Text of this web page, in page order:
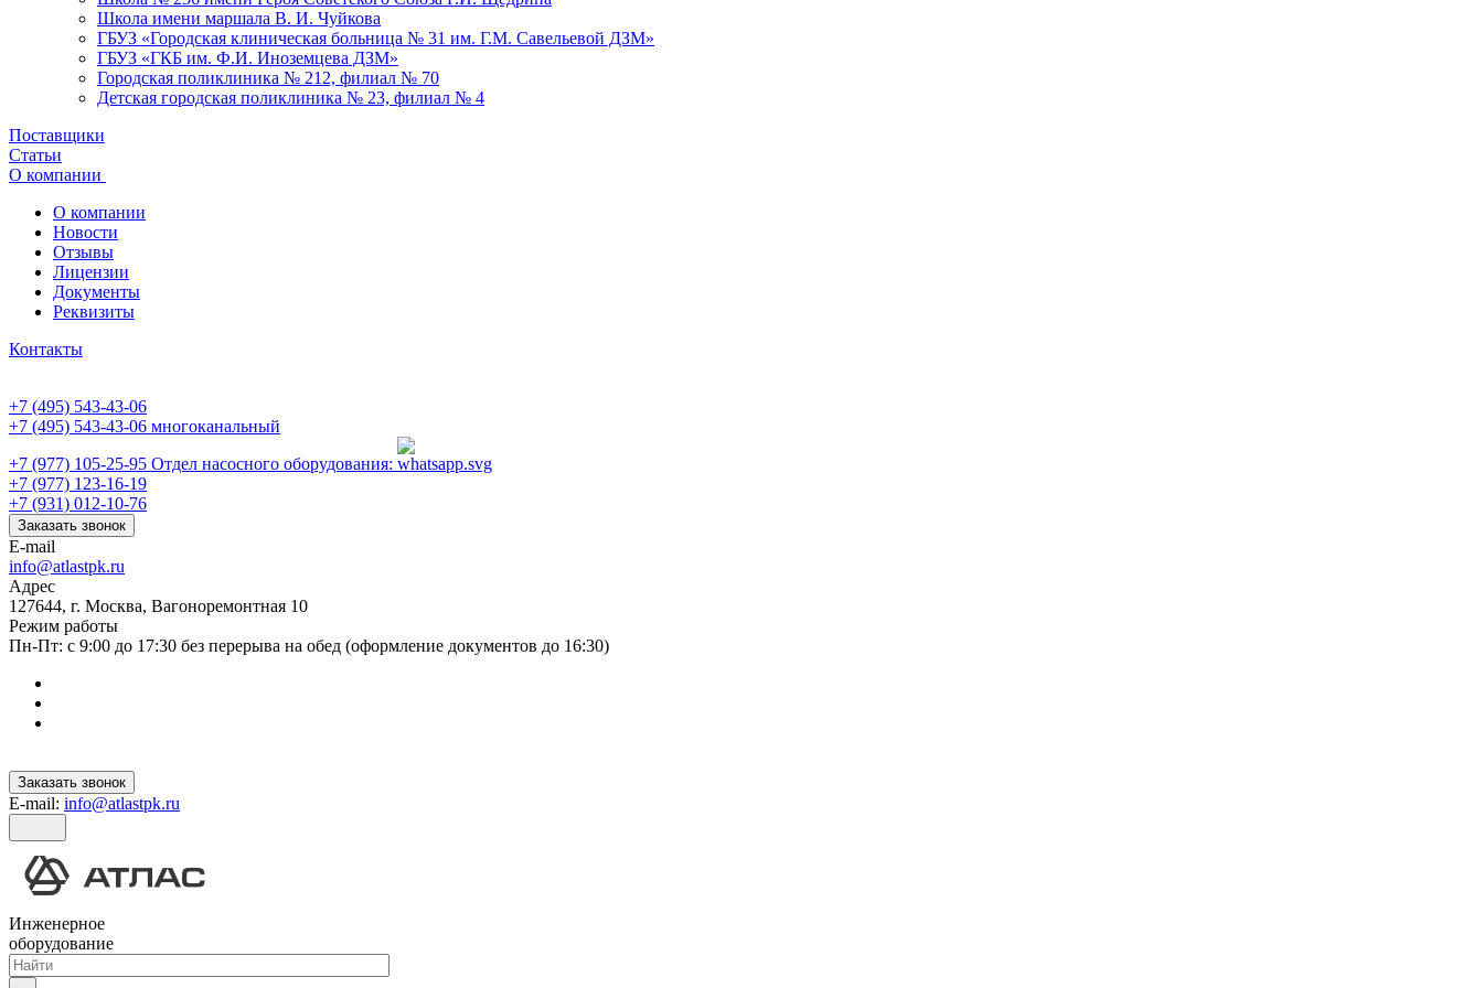
Школа имени маршала В. И. Чуйкова
ГБУЗ «Городская клиническая больница № 31 им. Г.М. Савельевой ДЗМ»
ГБУЗ «ГКБ им. Ф.И. Иноземцева ДЗМ»
Городская поликлиника № 212, филиал № 70
Детская городская поликлиника № 23, филиал № 4
Поставщики
Статьи
О компании
О компании
Новости
Отзывы
Лицензии
Документы
Реквизиты
Контакты
+7 (495) 543-43-06
+7 (495) 543-43-06 многоканальный
+7 (977) 105-25-95 Отдел насосного оборудования:
+7 (977) 123-16-19
+7 (931) 012-10-76
Заказать звонок
E-mail
info@atlastpk.ru
Адрес
127644, г. Москва, Вагоноремонтная 10
Режим работы
Пн-Пт: с 9:00 до 17:30 без перерыва на обед (оформление документов до 16:30)
Заказать звонок
E-mail: info@atlastpk.ru
Инженерное
оборудование